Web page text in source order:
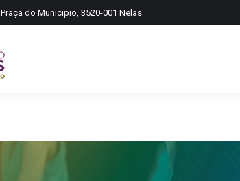
Praça do Municipio, 3520-001 Nelas